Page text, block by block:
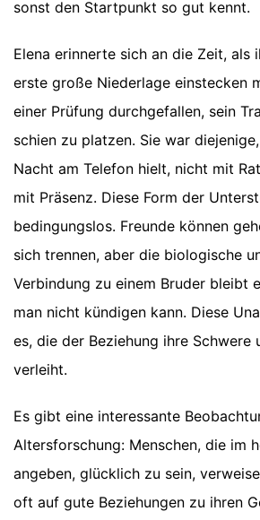
sonst den Startpunkt so gut kennt.
Elena erinnerte sich an die Zeit, als
erste große Niederlage einstecken
einer Prüfung durchgefallen, sein
schien zu platzen. Sie war
Nacht am Telefon hielt, nicht mit
mit Präsenz. Diese Form der
bedingungslos. Freunde können
sich trennen, aber die biologische
Verbindung zu einem Bruder bleibt
man nicht kündigen kann. Diese
es, die der Beziehung ihre Schwere
verleiht.
Es gibt eine interessante
Altersforschung: Menschen, die im
angeben, glücklich zu sein,
oft auf gute Beziehungen zu ihren